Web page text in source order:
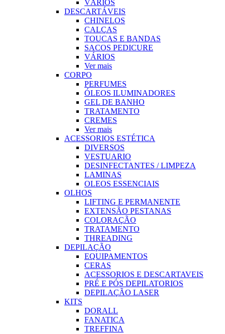
VÁRIOS
DESCARTÁVEIS
CHINELOS
CALÇAS
TOUCAS E BANDAS
SACOS PEDICURE
VÁRIOS
Ver mais
CORPO
PERFUMES
ÓLEOS ILUMINADORES
GEL DE BANHO
TRATAMENTO
CREMES
Ver mais
ACESSORIOS ESTÉTICA
DIVERSOS
VESTUARIO
DESINFECTANTES / LIMPEZA
LAMINAS
OLEOS ESSENCIAIS
OLHOS
LIFTING E PERMANENTE
EXTENSÃO PESTANAS
COLORAÇÃO
TRATAMENTO
THREADING
DEPILAÇÃO
EQUIPAMENTOS
CERAS
ACESSORIOS E DESCARTAVEIS
PRÉ E PÓS DEPILATORIOS
DEPILAÇÃO LASER
KITS
DORALL
FANATICA
TREFFINA